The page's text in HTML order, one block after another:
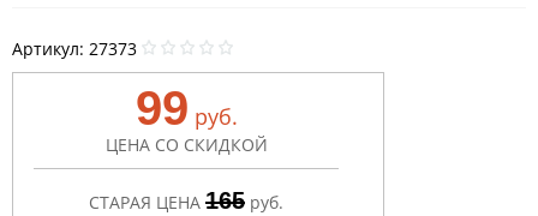
Артикул: 27373
99 руб.
ЦЕНА СО СКИДКОЙ
СТАРАЯ ЦЕНА 165 руб.